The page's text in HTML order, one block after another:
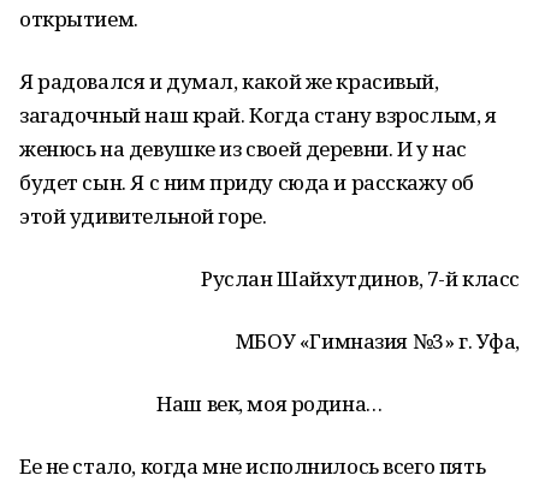
открытием.
Я радовался и думал, какой же красивый,
загадочный наш край. Когда стану взрослым, я
женюсь на девушке из своей деревни. И у нас
будет сын. Я с ним приду сюда и расскажу об
этой удивительной горе.
Руслан Шайхутдинов, 7-й класс
МБОУ «Гимназия №3» г. Уфа,
Наш век, моя родина…
Ее не стало, когда мне исполнилось всего пять